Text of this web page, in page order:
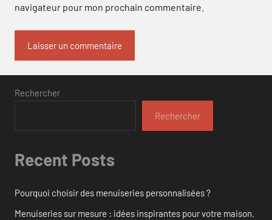
navigateur pour mon prochain commentaire.
Rechercher
Rechercher
Recent Posts
Pourquoi choisir des menuiseries personnalisées ?
Menuiseries sur mesure : idées inspirantes pour votre maison.